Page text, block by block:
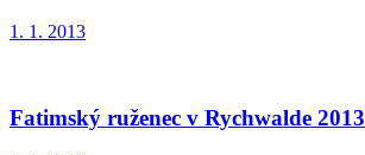
1. 1. 2013
Fatimský ruženec v Rychwalde 2013